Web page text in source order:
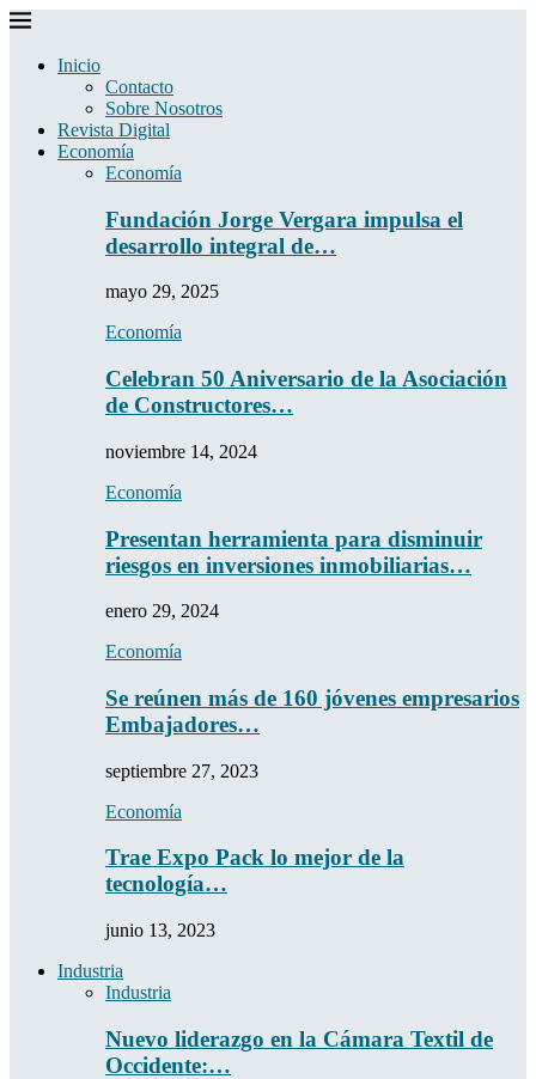
Inicio
Contacto
Sobre Nosotros
Revista Digital
Economía
Economía
Fundación Jorge Vergara impulsa el
desarrollo integral de…
mayo 29, 2025
Economía
Celebran 50 Aniversario de la Asociación
de Constructores…
noviembre 14, 2024
Economía
Presentan herramienta para disminuir
riesgos en inversiones inmobiliarias…
enero 29, 2024
Economía
Se reúnen más de 160 jóvenes empresarios
Embajadores…
septiembre 27, 2023
Economía
Trae Expo Pack lo mejor de la
tecnología…
junio 13, 2023
Industria
Industria
Nuevo liderazgo en la Cámara Textil de
Occidente:…